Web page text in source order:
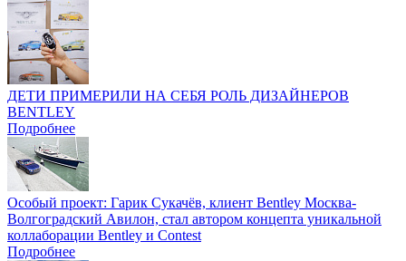
ДЕТИ ПРИМЕРИЛИ НА СЕБЯ РОЛЬ ДИЗАЙНЕРОВ
BENTLEY
Подробнее
Особый проект: Гарик Сукачёв, клиент Bentley Москва-
Волгоградский Авилон, стал автором концепта уникальной
коллаборации Bentley и Contest
Подробнее